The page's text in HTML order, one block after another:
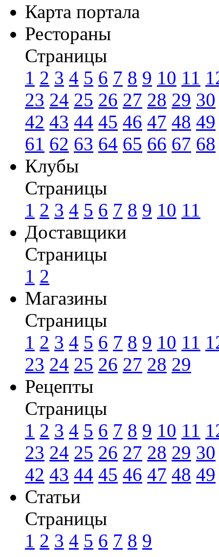
Карта портала
Рестораны
Страницы
1 2 3 4 5 6 7 8 9 10 11
23 24 25 26 27 28 29 30
42 43 44 45 46 47 48 49
61 62 63 64 65 66 67 68
Клубы
Страницы
1 2 3 4 5 6 7 8 9 10 11
Доставщики
Страницы
1 2
Магазины
Страницы
1 2 3 4 5 6 7 8 9 10 11
23 24 25 26 27 28 29
Рецепты
Страницы
1 2 3 4 5 6 7 8 9 10 11
23 24 25 26 27 28 29 30
42 43 44 45 46 47 48 49
Статьи
Страницы
1 2 3 4 5 6 7 8 9